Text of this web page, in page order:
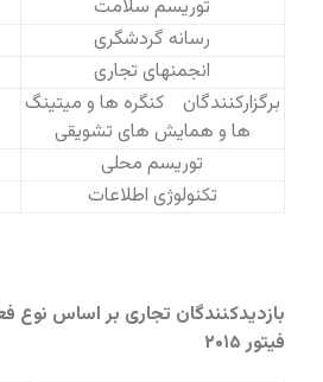
توریسم سلامت
رسانه گردشگری
انجمنهای تجاری
برگزارکنندگان کنگره ها و میتینگ
ها و همایش های تشویقی
توریسم محلی
تکنولوژی اطلاعات
بازدیدکنندگان تجاری بر اساس نوع
فیتور ۲۰۱۵